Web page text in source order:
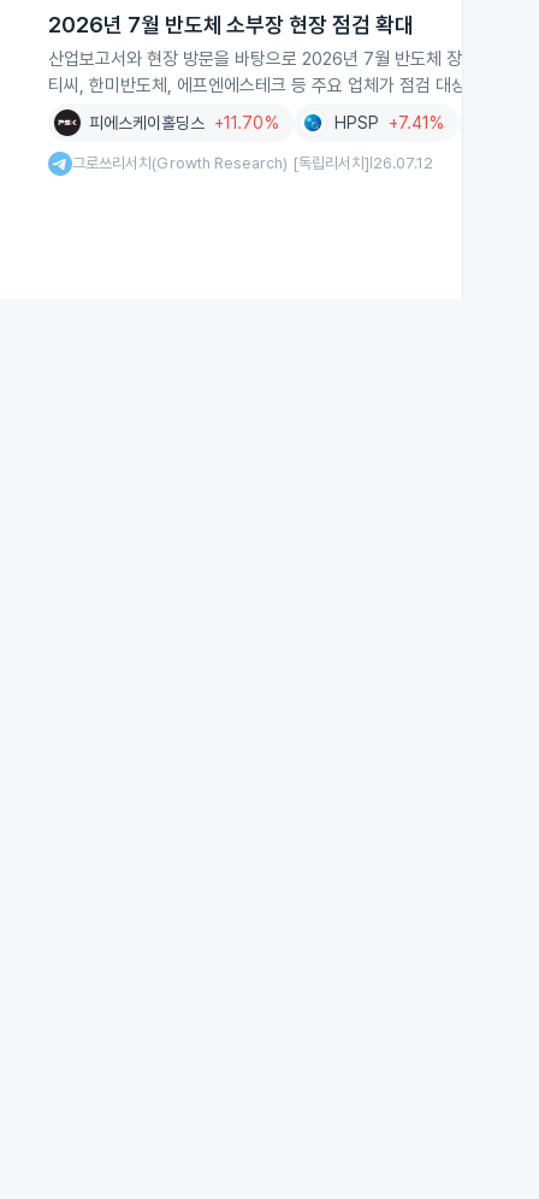
2026년 7월 반도체 소부장 현장 점검 확대
산업보고서와 현장 방문을 바탕으로 2026년 7월 반도체 장비·소재·
티씨, 한미반도체, 에프엔에스테크 등 주요 업체가 점검 대상에 포함
피에스케이홀딩스 +11.70% HPSP +7.41%
그로쓰리서치(Growth Research) [독립리서치] 26.07.12